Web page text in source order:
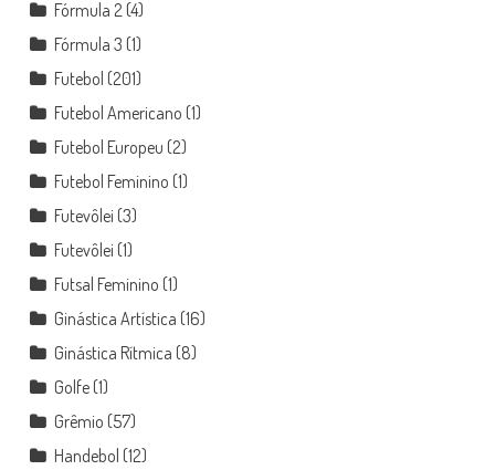
Fórmula 2(4)
Fórmula 3 (1)
Futebol (201)
Futebol Americano (1)
Futebol Europeu (2)
Futebol Feminino (1)
Futevôlei (3)
Futevôlei (1)
Futsal Feminino (1)
Ginástica Artística (16)
Ginástica Rítmica (8)
Golfe(1)
Grêmio (57)
Handebol (12)